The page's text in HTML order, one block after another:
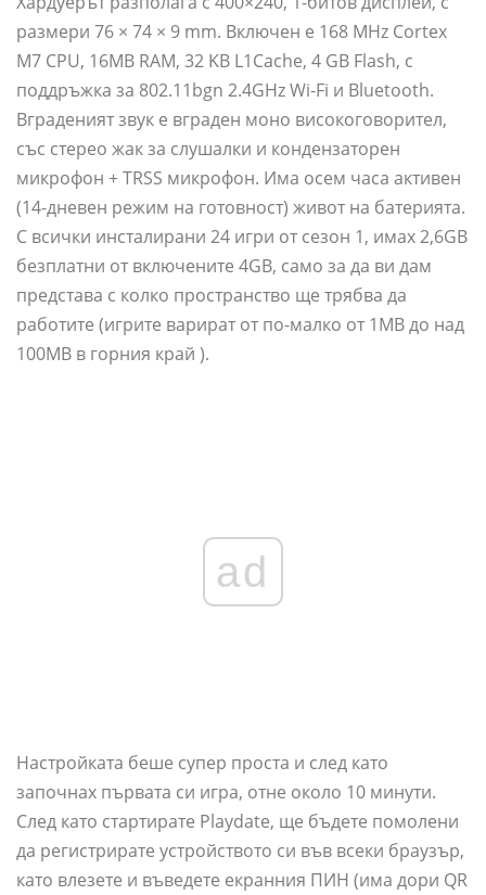
размери 76 × 74 × 9 mm. Включен е 168 MHz Cortex
M7 CPU, 16MB RAM, 32 KB L1Cache, 4 GB Flash, с
поддръжка за 802.11bgn 2.4GHz Wi-Fi и Bluetooth.
Вграденият звук е вграден моно високоговорител,
със стерео жак за слушалки и кондензаторен
микрофон + TRSS микрофон. Има осем часа активен
(14-дневен режим на готовност) живот на батерията.
С всички инсталирани 24 игри от сезон 1, имах 2,6GB
безплатни от включените 4GB, само за да ви дам
представа с колко пространство ще трябва да
работите (игрите варират от по-малко от 1MB до над
100MB в горния край ).
ad
Настройката беше супер проста и след като
започнах първата си игра, отне около 10 минути.
След като стартирате Playdate, ще бъдете помолени
да регистрирате устройството си във всеки браузър,
като влезете и въведете екранния ПИН (има дори QR